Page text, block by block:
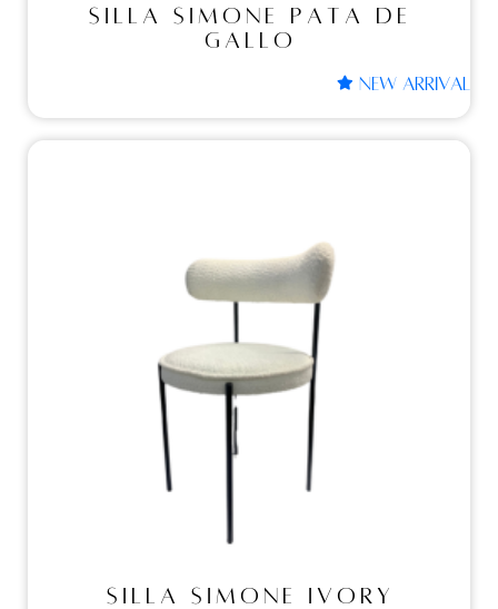
SILLA SIMONE PATA DE
GALLO
NEW ARRIVAL
SILLA SIMONE IVORY
SILLA SIMONE IVORY